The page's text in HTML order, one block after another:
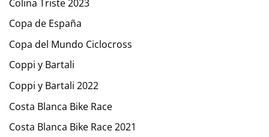
Colina Triste 2023
Copa de España
Copa del Mundo Ciclocross
Coppi y Bartali
Coppi y Bartali 2022
Costa Blanca Bike Race
Costa Blanca Bike Race 2021